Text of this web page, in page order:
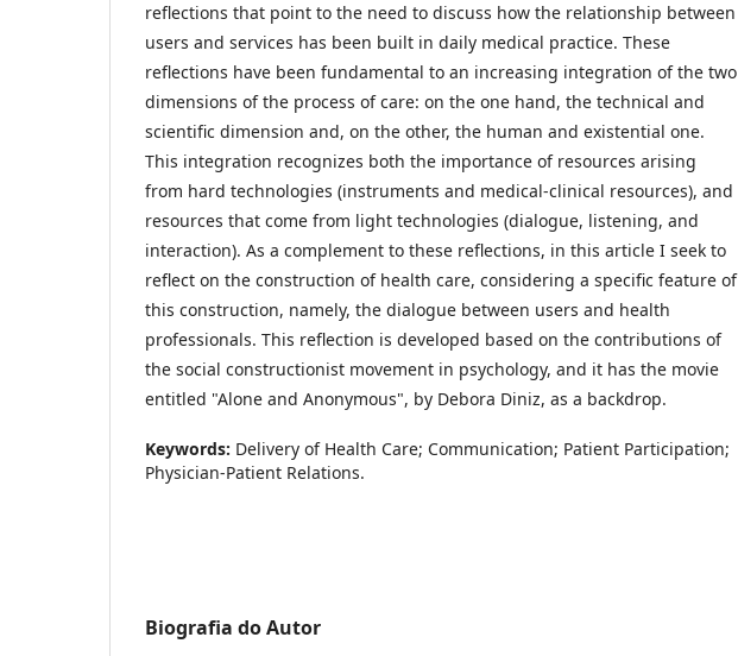
reflections that point to the need to discuss how the relationship between
users and services has been built in daily medical practice. These
reflections have been fundamental to an increasing integration of the two
dimensions of the process of care: on the one hand, the technical and
scientific dimension and, on the other, the human and existential one.
This integration recognizes both the importance of resources arising
from hard technologies (instruments and medical-clinical resources), and
resources that come from light technologies (dialogue, listening, and
interaction). As a complement to these reflections, in this article I seek to
reflect on the construction of health care, considering a specific feature of
this construction, namely, the dialogue between users and health
professionals. This reflection is developed based on the contributions of
the social constructionist movement in psychology, and it has the movie
entitled "Alone and Anonymous", by Debora Diniz, as a backdrop.
Keywords: Delivery of Health Care; Communication; Patient Participation;
Physician-Patient Relations.
Biografia do Autor